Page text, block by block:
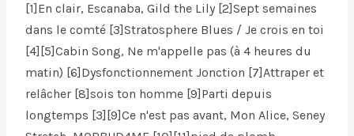
[1]En clair, Escanaba, Gild the Lily [2]Sept semaines
dans le comté [3]Stratosphere Blues / Je crois en toi
[4][5]Cabin Song, Ne m'appelle pas (à 4 heures du
matin) [6]Dysfonctionnement Jonction [7]Attraper et
relâcher [8]sois ton homme [9]Parti depuis
longtemps [3][9]Ce n'est pas avant, Mon Alice, Seney